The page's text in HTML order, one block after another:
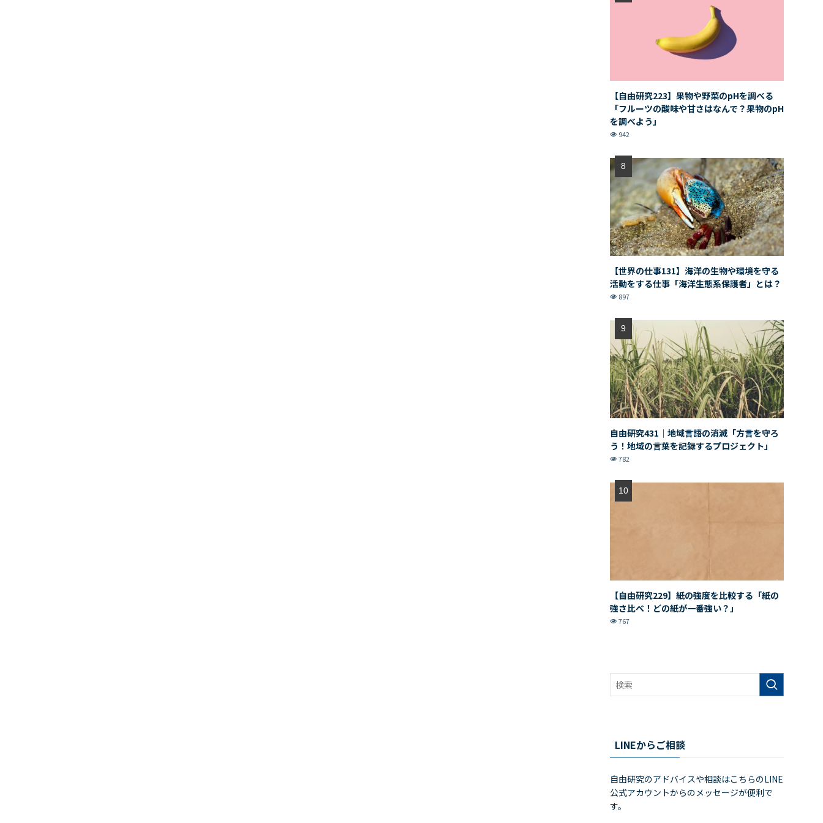
【自由研究223】果物や野菜のpHを調べる
「フルーツの酸味や甘さはなんで？果物のpH
を調べよう」
942
【世界の仕事131】海洋の生物や環境を守る
活動をする仕事「海洋生態系保護者」とは？
897
自由研究431｜地域言語の消滅「方言を守ろ
う！地域の言葉を記録するプロジェクト」
782
【自由研究229】紙の強度を比較する「紙の
強さ比べ！どの紙が一番強い？」
767
LINEからご相談
自由研究のアドバイスや相談はこちらのLINE
公式アカウントからのメッセージが便利で
す。